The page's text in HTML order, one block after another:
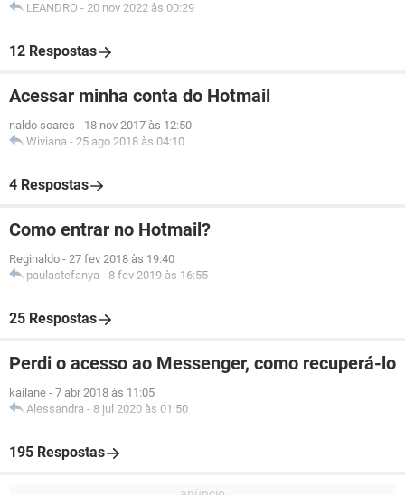
LEANDRO - 20 nov 2022 às 00:29
12 Respostas
Acessar minha conta do Hotmail
naldo soares - 18 nov 2017 às 12:50
Wiviana - 25 ago 2018 às 04:10
4 Respostas
Como entrar no Hotmail?
Reginaldo - 27 fev 2018 às 19:40
paulastefanya - 8 fev 2019 às 16:55
25 Respostas
Perdi o acesso ao Messenger, como recuperá-lo
kailane - 7 abr 2018 às 11:05
Alessandra - 8 jul 2020 às 01:50
195 Respostas